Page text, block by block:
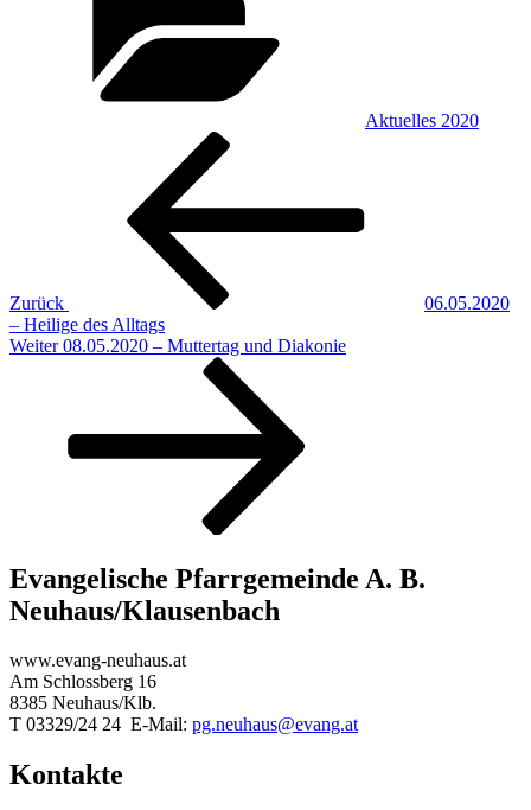
Aktuelles 2020
Beitragsnavigation
Zurück
06.05.2020
– Heilige des Alltags
Nächster
Weiter 08.05.2020 – Muttertag und Diakonie
Evangelische Pfarrgemeinde A. B.
Neuhaus/Klausenbach
www.evang-neuhaus.at
Am Schlossberg 16
8385 Neuhaus/Klb.
T 03329/24 24 E-Mail: pg.neuhaus@evang.at
Kontakte